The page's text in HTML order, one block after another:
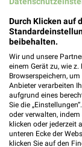
Drei
Durch Klicken auf
beibehalten.
Wir und unsere
einem Gerät zu, wie
Browserspeichern,
Anbieter verarbeiten
aufgrund eines
Sie die
oder verwalten,
klicken oder jederzeit
unteren Ecke der
klicken Sie auf den